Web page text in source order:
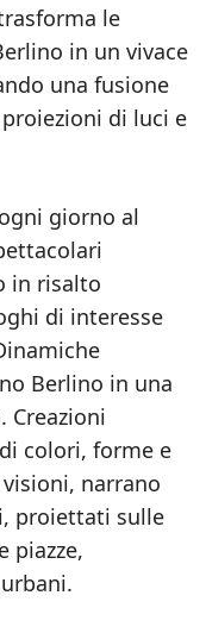
le
in un vivace
una fusione
di luci e
giorno al
in risalto
di interesse
Berlino in una
Creazioni
colori, forme e
narrano
proiettati sulle
piazze,